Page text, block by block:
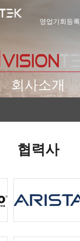
영업기회등록
회사소개
협력사